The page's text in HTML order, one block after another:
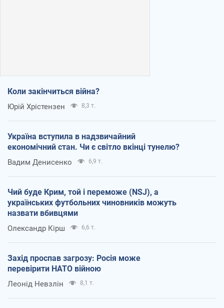
Коли закінчиться війна?
Юрій Хрістензен 8,3 т.
Україна вступила в надзвичайний
економічний стан. Чи є світло вкінці тунелю?
Вадим Денисенко 6,9 т.
Чий буде Крим, той і переможе (NSJ), а
українських футбольних чиновників можуть
назвати вбивцями
Олександр Кірш 6,6 т.
Захід проспав загрозу: Росія може
перевірити НАТО війною
Леонід Невзлін 8,1 т.